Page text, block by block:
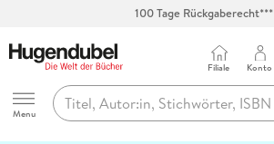
100 Tage Rückgaberecht***
Hugendubel
Menu
Filiale Konto